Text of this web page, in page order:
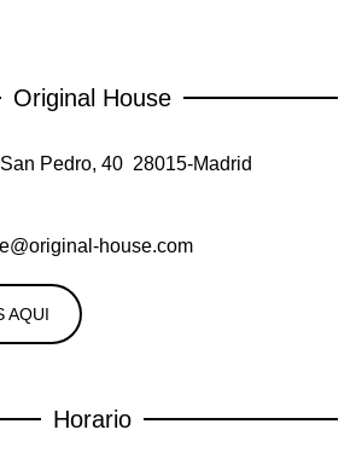
Original House
Pedro, 40 28015-Madrid
house.com
AQUI
Horario